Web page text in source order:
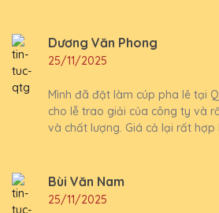
Dương Văn Phong
25/11/2025
Mình đã đặt làm cúp pha lê tại
cho lễ trao giải của công ty và
và chất lượng. Giá cả lại rất hợp
Bùi Văn Nam
25/11/2025